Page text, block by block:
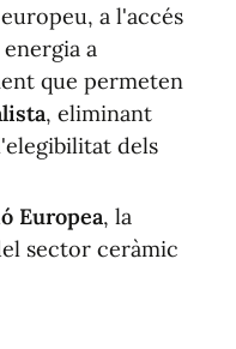
a l'accés
a
que permeten
, eliminant
dels
Europea, la
sector ceràmic